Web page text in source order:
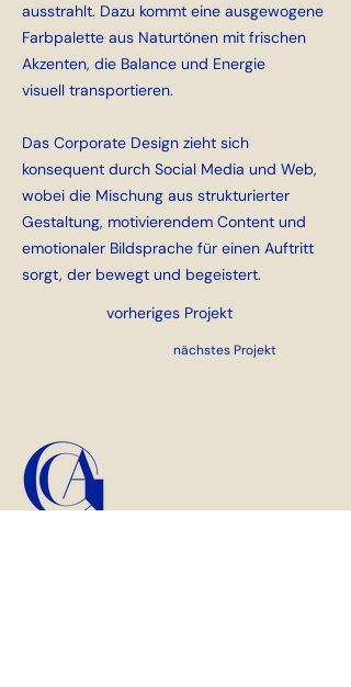
ausstrahlt. Dazu kommt eine ausgewogene
Farbpalette aus Naturtönen mit frischen
Akzenten, die Balance und Energie
visuell transportieren.
Das Corporate Design zieht sich
konsequent durch Social Media und Web,
wobei die Mischung aus strukturierter
Gestaltung, motivierendem Content und
emotionaler Bildsprache für einen Auftritt
sorgt, der bewegt und begeistert.
vorheriges Projekt
nächstes Projekt